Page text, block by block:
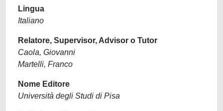
Lingua
Italiano
Relatore, Supervisor, Advisor o Tutor
Caola, Giovanni
Martelli, Franco
Nome Editore
Università degli Studi di Pisa